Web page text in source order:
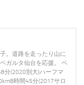
。道路を走ったり山に
ガルタ仙台を応援。 ベ
分(2020別大)ハーフマ
時間45分(2017サロ